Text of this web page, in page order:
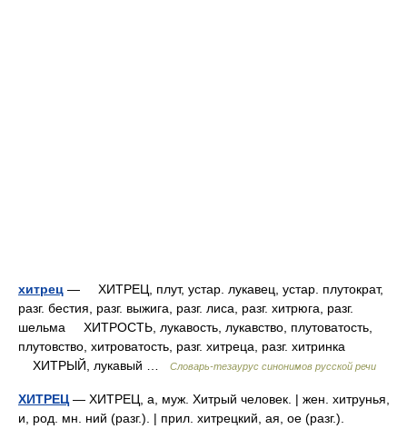
хитрец — ХИТРЕЦ, плут, устар. лукавец, устар. плутократ,
разг. бестия, разг. выжига, разг. лиса, разг. хитрюга, разг.
шельма ХИТРОСТЬ, лукавость, лукавство, плутоватость,
плутовство, хитроватость, разг. хитреца, разг. хитринка
ХИТРЫЙ, лукавый …
Словарь-тезаурус синонимов русской речи
ХИТРЕЦ — ХИТРЕЦ, а, муж. Хитрый человек. | жен. хитрунья,
и, род. мн. ний (разг.). | прил. хитрецкий, ая, ое (разг.).